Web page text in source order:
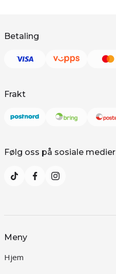
Betaling
Frakt
Følg oss på sosiale medier
Meny
Hjem